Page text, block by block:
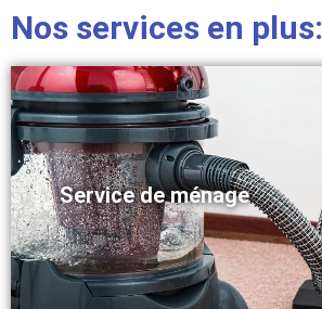
Nos services en plus:
Service de ménage